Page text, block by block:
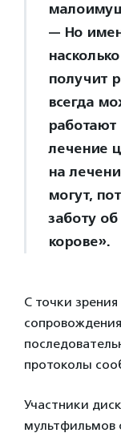
— Но
получит
всегда
лечение
на
могут,
заботу
корове».
С точки
протоколы
Участники
мультфильмов